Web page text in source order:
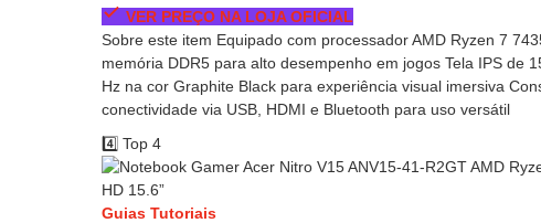
VER PREÇO NA LOJA OFICIAL
Sobre este item Equipado com processador AMD Ryzen 7
memória DDR5 para alto desempenho em jogos Tela IPS de
Hz na cor Graphite Black para experiência visual imersiva
conectividade via USB, HDMI e Bluetooth para uso versátil
4️⃣ Top 4
Guias Tutoriais